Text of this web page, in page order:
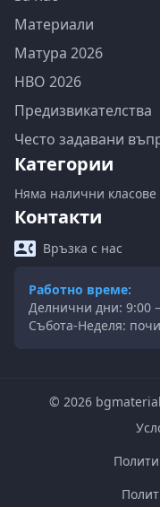
Материали
Матура 2026
НВО 2026
Предизвикателства
Често задавани
Категории
Няма налични класове
Контакти
Връзка с нас
Работно време:
Делнични дни: 9:00
Събота-Неделя:
© 2026